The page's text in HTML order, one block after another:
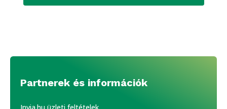
Partnerek és információk